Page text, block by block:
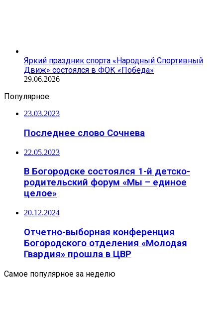
Яркий праздник спорта «Народный Спортивный
Движ» состоялся в ФОК «Победа»
29.06.2026
Популярное
23.03.2023
Последнее слово Сочнева
22.05.2023
В Богородске состоялся 1-й детско-
родительский форум «Мы – единое
целое»
20.12.2024
Отчетно-выборная конференция
Богородского отделения «Молодая
Гвардия» прошла в ЦВР
Самое популярное за неделю